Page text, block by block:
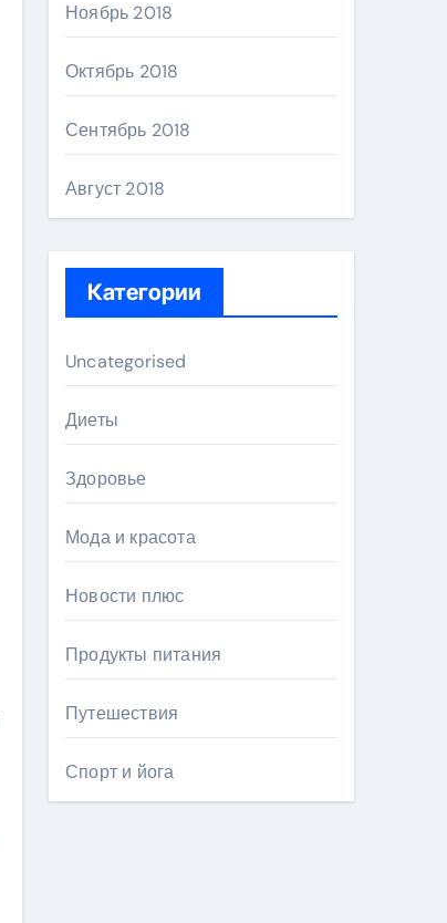
Ноябрь 2018
Октябрь 2018
Сентябрь 2018
Август 2018
Категории
Uncategorised
Диеты
Здоровье
Мода и красота
Новости плюс
Продукты питания
Путешествия
Спорт и йога